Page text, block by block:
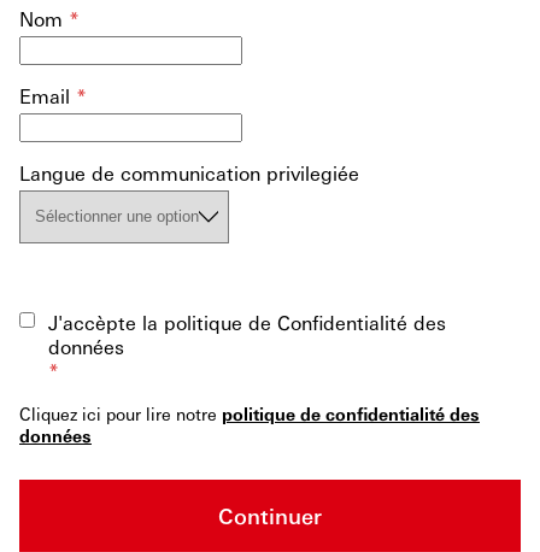
Nom *
Email *
Langue de communication privilegiée
J'accèpte la politique de Confidentialité des
données
*
Cliquez ici pour lire notre politique de confidentialité des
données
Continuer